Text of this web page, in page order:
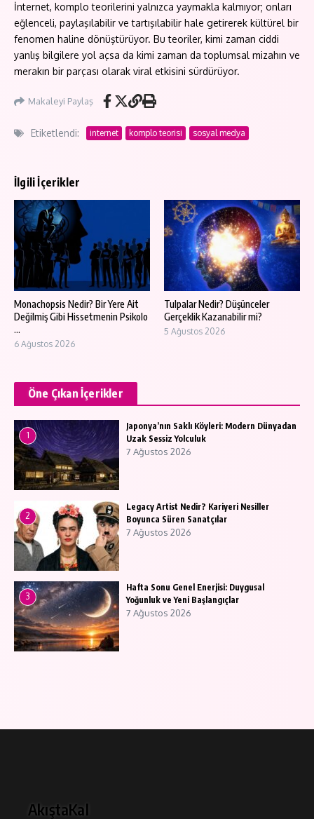
İnternet, komplo teorilerini yalnızca yaymakla kalmıyor; onları
eğlenceli, paylaşılabilir ve tartışılabilir hale getirerek kültürel bir
fenomen haline dönüştürüyor. Bu teoriler, kimi zaman ciddi
yanlış bilgilere yol açsa da kimi zaman da toplumsal mizahın ve
merakın bir parçası olarak viral etkisini sürdürüyor.
Makaleyi Paylaş
Etiketlendi: internet komplo teorisi sosyal medya
İlgili İçerikler
Monachopsis Nedir? Bir Yere Ait
Değilmiş Gibi Hissetmenin Psikolo
...
6 Ağustos 2026
Tulpalar Nedir? Düşünceler
Gerçeklik Kazanabilir mi?
5 Ağustos 2026
Öne Çıkan İçerikler
1
Japonya’nın Saklı Köyleri: Modern Dünyadan
Uzak Sessiz Yolculuk
7 Ağustos 2026
2
Legacy Artist Nedir? Kariyeri Nesiller
Boyunca Süren Sanatçılar
7 Ağustos 2026
3
Hafta Sonu Genel Enerjisi: Duygusal
Yoğunluk ve Yeni Başlangıçlar
7 Ağustos 2026
AkıştaKal